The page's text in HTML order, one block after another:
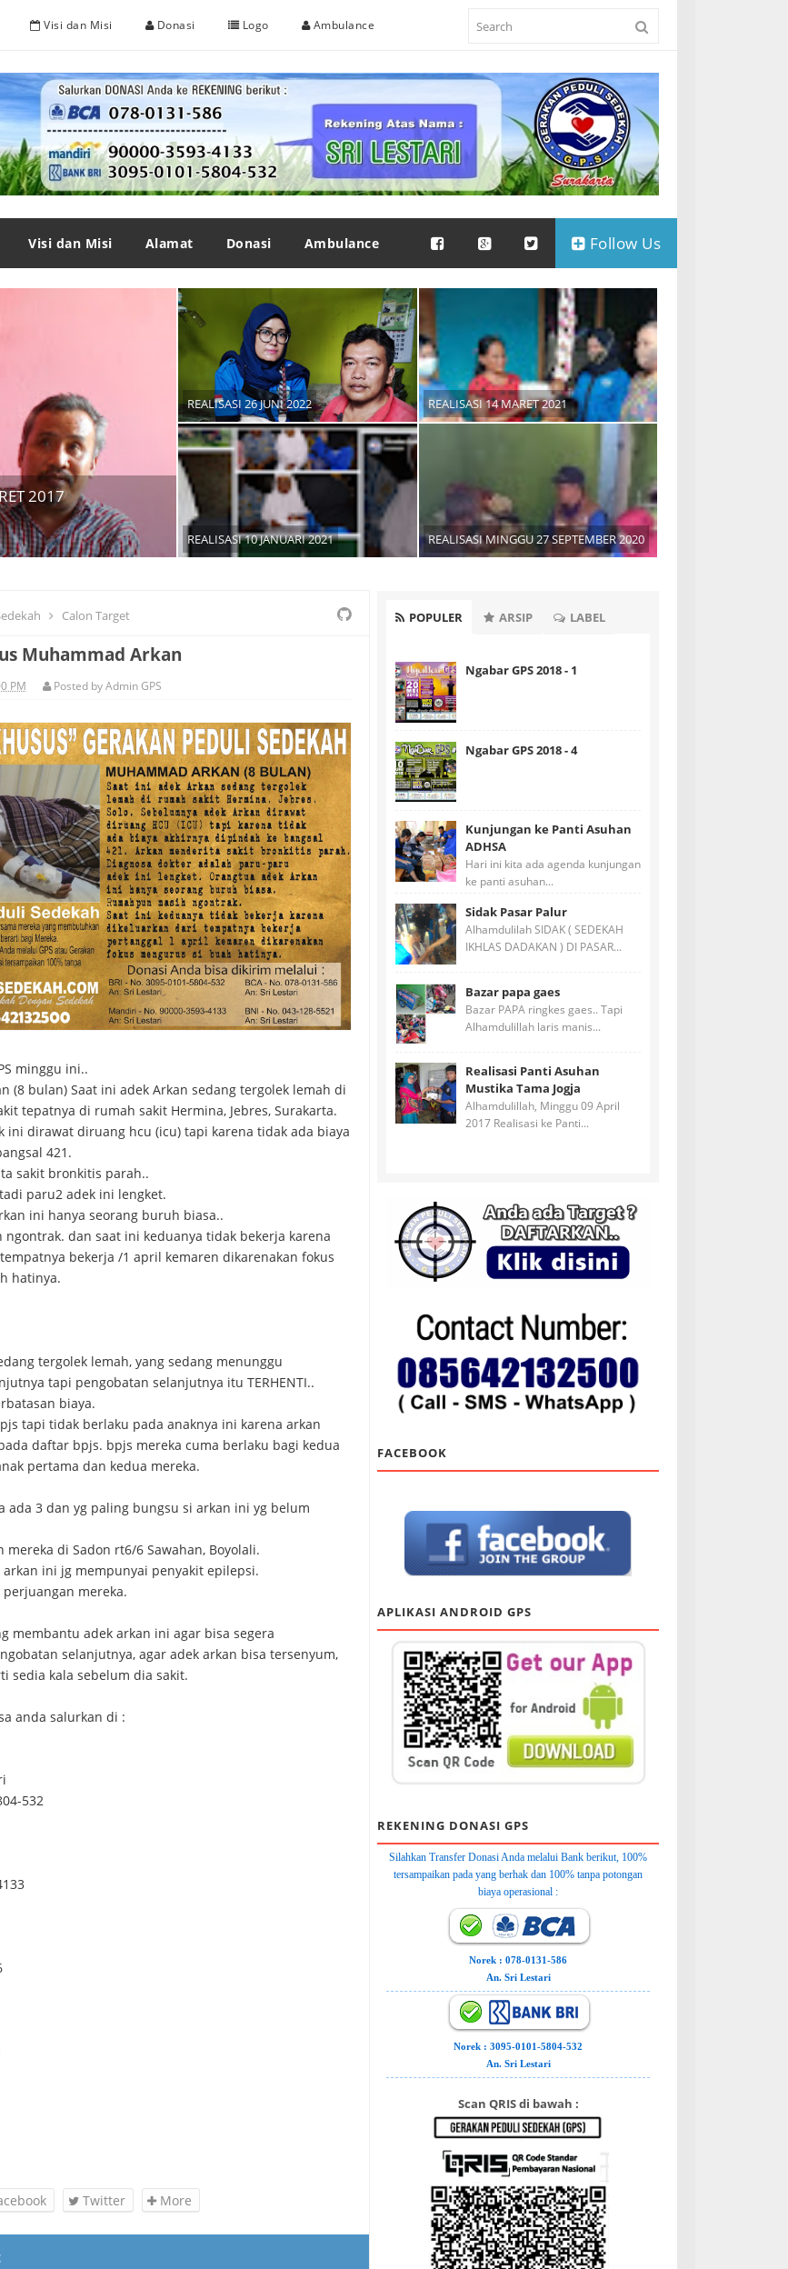
Visi dan Misi Donasi Logo Ambulance
Visi dan Misi Alamat Donasi Ambulance Follow Us
2017
REALISASI 26 JUNI 2022 REALISASI 14 MARET 2021
REALISASI 10 JANUARI 2021 REALISASI MINGGU 27 SEPTEMBER 2020
Calon Target
Muhammad Arkan
PM Posted byAdmin GPS
minggu ini..
(8 bulan) Saat ini adek Arkan sedang tergolek lemah di
tepatnya di rumah sakit Hermina, Jebres, Surakarta.
ini dirawat diruang hcu (icu) tapi karena tidak ada biaya
421.
sakit bronkitis parah..
paru2 adek ini lengket.
ini hanya seorang buruh biasa..
dan saat ini keduanya tidak bekerja karena
bekerja /1 april kemaren dikarenakan fokus
hatinya.
tergolek lemah, yang sedang menunggu
tapi pengobatan selanjutnya itu TERHENTI..
biaya.
tapi tidak berlaku pada anaknya ini karena arkan
daftar bpjs. bpjs mereka cuma berlaku bagi kedua
pertama dan kedua mereka.
ada 3 dan yg paling bungsu si arkan ini yg belum
mereka di Sadon rt6/6 Sawahan, Boyolali.
ini jg mempunyai penyakit epilepsi.
perjuangan mereka.
membantu adek arkan ini agar bisa segera
selanjutnya, agar adek arkan bisa tersenyum,
sedia kala sebelum dia sakit.
anda salurkan di :
532
Twitter More
POPULER ARSIP LABEL
Ngabar GPS 2018 - 1
Ngabar GPS 2018 - 4
Kunjungan ke Panti Asuhan
ADHSA
Hari ini kita ada agenda kunjungan
ke panti asuhan...
Sidak Pasar Palur
Alhamdulilah SIDAK ( SEDEKAH
IKHLAS DADAKAN ) DI PASAR...
Bazar papa gaes
Bazar PAPA ringkes gaes.. Tapi
Alhamdulillah laris manis...
Realisasi Panti Asuhan
Mustika Tama Jogja
Alhamdulillah, Minggu 09 April
2017 Realisasi ke Panti...
FACEBOOK
APLIKASI ANDROID GPS
REKENING DONASI GPS
Silahkan Transfer Donasi Anda melalui Bank berikut, 100%
tersampaikan pada yang berhak dan 100% tanpa potongan
biaya operasional :
Norek : 078-0131-586
An. Sri Lestari
Norek : 3095-0101-5804-532
An. Sri Lestari
Scan QRIS di bawah :